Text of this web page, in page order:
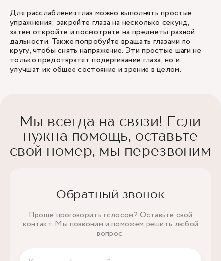
Для расслабления глаз можно выполнять простые
упражнения: закройте глаза на несколько секунд,
затем откройте и посмотрите на предметы разной
дальности. Также попробуйте вращать глазами по
кругу, чтобы снять напряжение. Эти простые шаги не
только предотвратят подергивание глаза, но и
улучшат их общее состояние и зрение в целом.
Мы всегда на связи! Если
нужна помощь, оставьте
свой номер, мы перезвоним
Обратный звонок
Проще проговорить голосом? Оставьте свой
контакт. Мы позвоним и поможем решить любой
вопрос.